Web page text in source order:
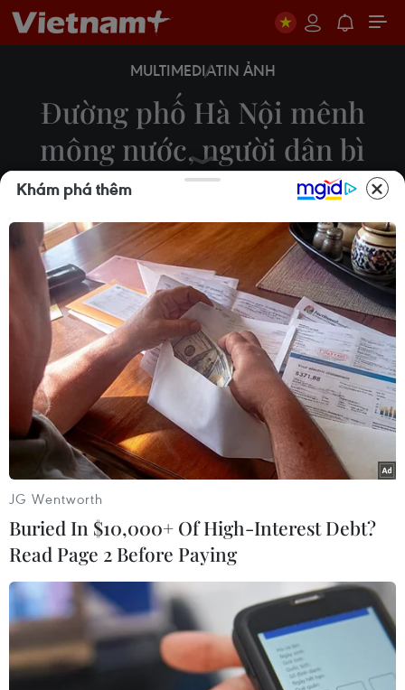
MULTIMEDIATIN ẢNH
Đường phố Hà Nội mênh
mông nước, người dân bì
bõm giữa đường
30/09/2025 09:48
Chiều 30/9, do ảnh hưởng của hoàn lưu bão số
10, trên địa bàn thành phố Hà Nội có mưa dông,
có nơi mưa rất to gây ngập úng, nhiều khu vực
giao thông ùn tắc.
Trước cửa Nhà máy Bánh kẹo Hải Châu, phố Mạc Thị Bưởi
ngập sâu, nhiều cửa hàng buôn bán phải đóng cửa (chiều
30/9/2025). (Ảnh: Thanh Tùng/TTXVN)
Khám phá thêm
JG Wentworth
Buried In $10,000+ Of High-Interest Debt?
Read Page 2 Before Paying